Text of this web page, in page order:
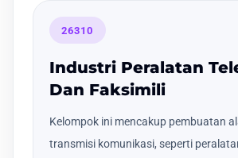
26310
Industri Peralatan
Dan Faksimili
Kelompok ini mencakup pembuatan
transmisi komunikasi, seperti